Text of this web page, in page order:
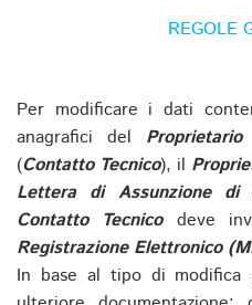
REGOLE
Per modificare i dati
anagrafici del Proprietario
(Contatto Tecnico), il
Lettera di Assunzione di
Contatto Tecnicodeve
Registrazione Elettronico
In base al tipo di modifica